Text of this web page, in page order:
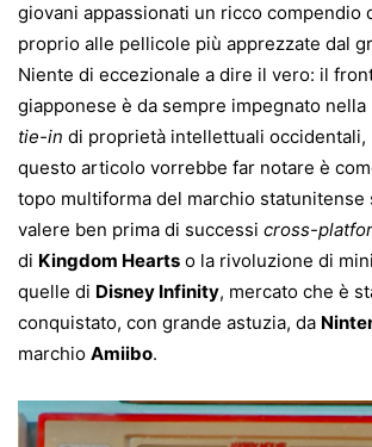
giovani appassionati un ricco compendio
proprio alle pellicole più apprezzate dal
Niente di eccezionale a dire il vero: il
giapponese è da sempre impegnato
tie-in di proprietà intellettuali occidentali,
questo articolo vorrebbe far notare è
topo multiforma del marchio statunitense
valere ben prima di successi cross-
di Kingdom Hearts o la rivoluzione di
quelle di Disney Infinity, mercato che è
conquistato, con grande astuzia, da
marchio Amiibo.